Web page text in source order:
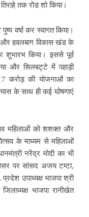
तक रोड शो किया।
वर्षा कर स्वागत किया।
और हवलबाग विकास खंड के
शुभारभ किया। इससे पूर्व
और सिलबट्टे में पहाड़ी
करोड़ की योजनाओं का
के साथ ही कई घोषणाएं
महिलाओं को शशक्त और
के माध्यम से महिलाओं
नरेंद्र मोदी का भी
पर सांसद अजय टम्टा,
उपाध्यक्ष भाजपा श्री
भाजपा रानीखेत